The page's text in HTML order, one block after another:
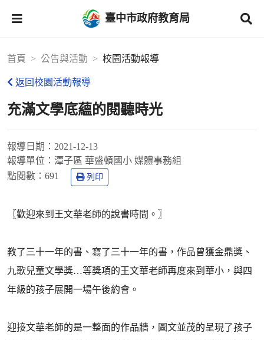
臺中市政府教育局
首頁 公告與活動 校園活動報導
返回校園活動報導
充滿文學底蘊的閱聽時光
報導日期： 2021-12-13
報導單位： 潭子區 華盛頓國小 媒體事務組
點閱數： 691 列印
〖歡迎來到王文華老師的說書時間。〗
教了三十一年的書、寫了三十一年的書，作品曾獲金鼎獎、
九歌兒童文學獎…等獎項的王文華老師再度來到華小，與四
年級的孩子展開一場午後約會。
迎接文華老師的是一整面的作品牆，圖文並茂的呈現了孩子